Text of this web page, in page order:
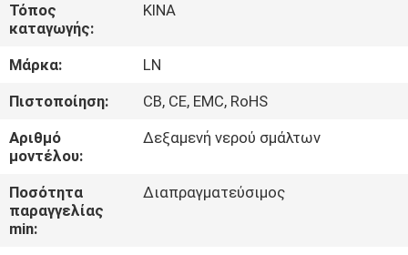
ΣΧΕΤΙΚΆ
ΜΕ
ΕΜΆΣ
ΕΠΙΣΚΕΨΉ
ΕΡΓΟΣΤΑΣΊΟΥ
Τόπος
καταγωγής:
ΚΙΝΑ
Μάρκα:
LN
Πιστοποίηση:
CB, CE, EMC, RoHS
Αριθμό
μοντέλου:
Δεξαμενή νερού σμάλτων
Ποσότητα
παραγγελίας
min:
Διαπραγματεύσιμος